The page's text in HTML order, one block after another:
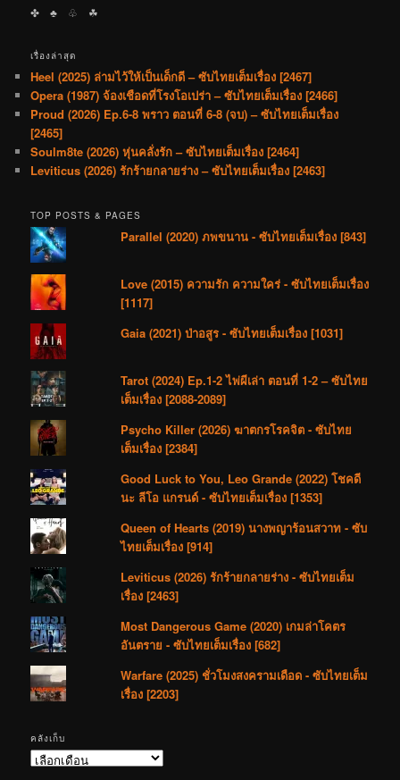
✤ ♣︎ ♧ ☘︎
เรื่องล่าสุด
Heel (2025) ล่ามไว้ให้เป็นเด็กดี – ซับไทยเต็มเรื่อง [2467]
Opera (1987) จ้องเชือดที่โรงโอเปร่า – ซับไทยเต็มเรื่อง [2466]
Proud (2026) Ep.6-8 พราว ตอนที่ 6-8 (จบ) – ซับไทยเต็มเรื่อง
[2465]
Soulm8te (2026) หุ่นคลั่งรัก – ซับไทยเต็มเรื่อง [2464]
Leviticus (2026) รักร้ายกลายร่าง – ซับไทยเต็มเรื่อง [2463]
TOP POSTS & PAGES
Parallel (2020) ภพขนาน - ซับไทยเต็มเรื่อง [843]
Love (2015) ความรัก ความใคร่ - ซับไทยเต็มเรื่อง
[1117]
Gaia (2021) ป่าอสูร - ซับไทยเต็มเรื่อง [1031]
Tarot (2024) Ep.1-2 ไพ่ผีเล่า ตอนที่ 1-2 – ซับไทย
เต็มเรื่อง [2088-2089]
Psycho Killer (2026) ฆาตกรโรคจิต - ซับไทย
เต็มเรื่อง [2384]
Good Luck to You, Leo Grande (2022) โชคดี
นะ ลีโอ แกรนด์ - ซับไทยเต็มเรื่อง [1353]
Queen of Hearts (2019) นางพญาร้อนสวาท - ซับ
ไทยเต็มเรื่อง [914]
Leviticus (2026) รักร้ายกลายร่าง - ซับไทยเต็ม
เรื่อง [2463]
Most Dangerous Game (2020) เกมล่าโคตร
อันตราย - ซับไทยเต็มเรื่อง [682]
Warfare (2025) ชั่วโมงสงครามเดือด - ซับไทยเต็ม
เรื่อง [2203]
คลังเก็บ
คลัง